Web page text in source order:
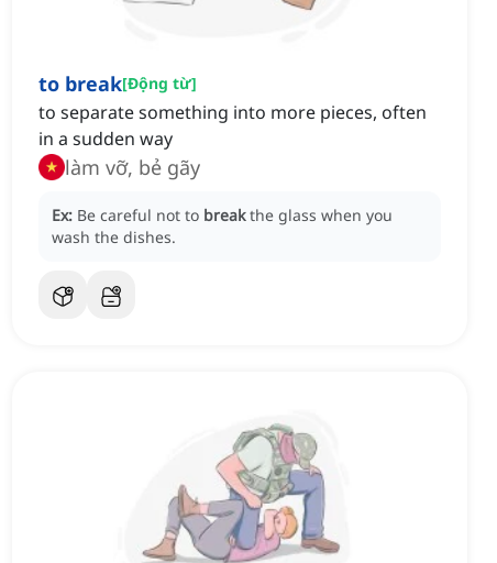
to break[Động từ]
to separate something into more pieces, often
in a sudden way
làm vỡ, bẻ gãy
Ex: Be careful not to break the glass when you
wash the dishes.